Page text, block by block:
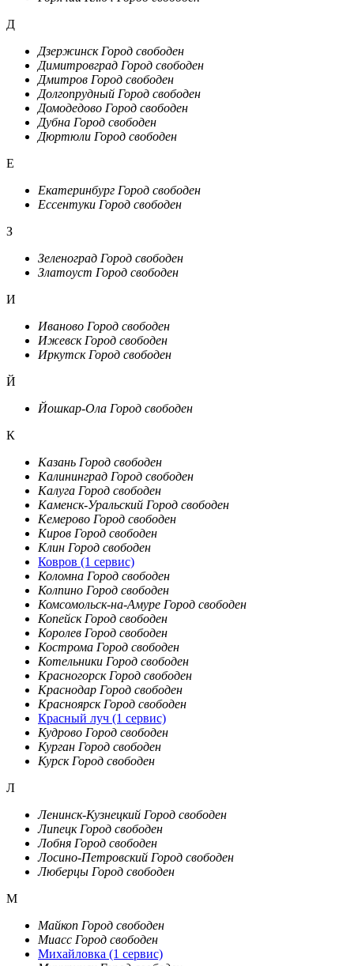
Д
Дзержинск Город свободен
Димитровград Город свободен
Дмитров Город свободен
Долгопрудный Город свободен
Домодедово Город свободен
Дубна Город свободен
Дюртюли Город свободен
Е
Екатеринбург Город свободен
Ессентуки Город свободен
З
Зеленоград Город свободен
Златоуст Город свободен
И
Иваново Город свободен
Ижевск Город свободен
Иркутск Город свободен
Й
Йошкар-Ола Город свободен
К
Казань Город свободен
Калининград Город свободен
Калуга Город свободен
Каменск-Уральский Город свободен
Кемерово Город свободен
Киров Город свободен
Клин Город свободен
Ковров (1 сервис)
Коломна Город свободен
Колпино Город свободен
Комсомольск-на-Амуре Город свободен
Копейск Город свободен
Королев Город свободен
Кострома Город свободен
Котельники Город свободен
Красногорск Город свободен
Краснодар Город свободен
Красноярск Город свободен
Красный луч (1 сервис)
Кудрово Город свободен
Курган Город свободен
Курск Город свободен
Л
Ленинск-Кузнецкий Город свободен
Липецк Город свободен
Лобня Город свободен
Лосино-Петровский Город свободен
Люберцы Город свободен
М
Майкоп Город свободен
Миасс Город свободен
Михайловка (1 сервис)